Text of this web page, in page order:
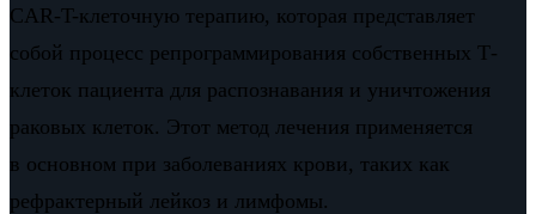
CAR-T-клеточную терапию, которая представляет
собой процесс репрограммирования собственных Т-
клеток пациента для распознавания и уничтожения
раковых клеток. Этот метод лечения применяется
в основном при заболеваниях крови, таких как
рефрактерный лейкоз и лимфомы.